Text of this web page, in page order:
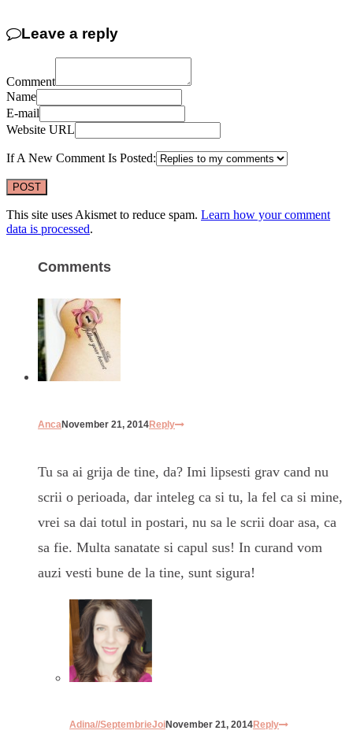
Leave a reply
Comment
Name
E-mail
Website URL
If A New Comment Is Posted:
This site uses Akismet to reduce spam. Learn how your comment
data is processed.
Comments
AncaNovember 21, 2014Reply
Tu sa ai grija de tine, da? Imi lipsesti grav cand nu
scrii o perioada, dar inteleg ca si tu, la fel ca si mine,
vrei sa dai totul in postari, nu sa le scrii doar asa, ca
sa fie. Multa sanatate si capul sus! In curand vom
auzi vesti bune de la tine, sunt sigura!
Adina//SeptembrieJoiNovember 21, 2014Reply